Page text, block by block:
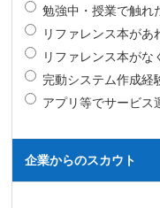
勉強中・授業で触れ
リファレンス本があ
リファレンス本がな
完動システム作成経
アプリ等でサービス
企業からのスカウト